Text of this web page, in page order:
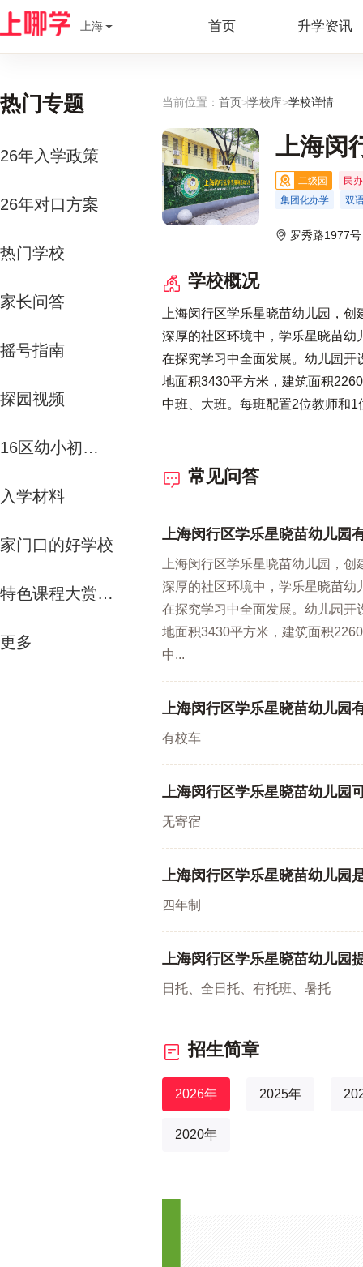
上海 首页 升学资讯
热门专题
26年入学政策
26年对口方案
热门学校
家长问答
摇号指南
探园视频
16区幼小初资源解析
入学材料
家门口的好学校
特色课程大赏-运动课
更多
当前位置： 首页>学校库>学校详情
上海闵
二级园
民
集团化办学
双
罗秀路1977号
学校概况
上海闵行区学乐星晓苗幼儿园，
深厚的社区环境中，学乐星晓苗
在探究学习中全面发展。幼儿园
地面积3430平方米，建筑面积
中班、大班。每班配置2位教师和
工室、先进电化设备的多功能室
常见问答
上海闵行区学乐星晓苗幼儿园
上海闵行区学乐星晓苗幼儿园，
深厚的社区环境中，学乐星晓苗
在探究学习中全面发展。幼儿园
地面积3430平方米，建筑面积
中...
上海闵行区学乐星晓苗幼儿园
有校车
上海闵行区学乐星晓苗幼儿园
无寄宿
上海闵行区学乐星晓苗幼儿园
四年制
上海闵行区学乐星晓苗幼儿园
日托、全日托、有托班、暑托
招生简章
2026年 2025年
2020年